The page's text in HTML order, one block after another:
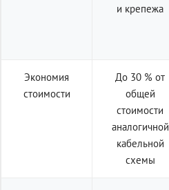
и крепежа
Экономия
стоимости
До 30 % от
общей
стоимости
аналогичной
кабельной
схемы